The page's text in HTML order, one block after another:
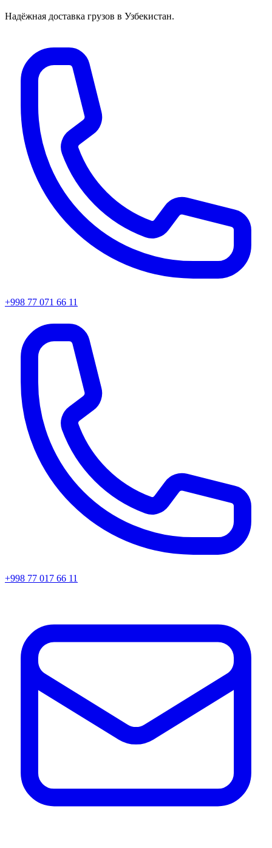
Надёжная доставка грузов в Узбекистан.
+998 77 071 66 11
+998 77 017 66 11